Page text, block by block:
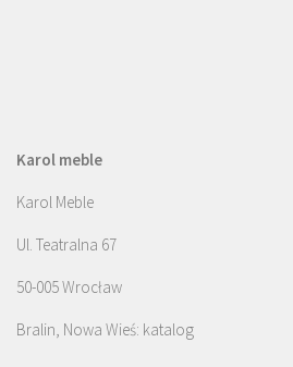
Karol meble
Karol Meble
Ul. Teatralna 67
50-005 Wrocław
Bralin, Nowa Wieś: katalog